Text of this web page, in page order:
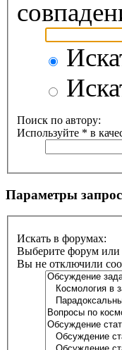
Поиск по автору:
Используйте * в
Параметры
Искать в форумах:
Выберите форум или
Вы не отключили